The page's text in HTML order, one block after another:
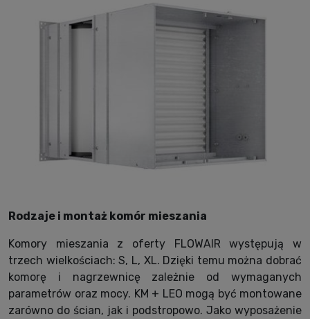
Rodzaje i montaż komór mieszania
Komory mieszania z oferty FLOWAIR występują w
trzech wielkościach: S, L, XL. Dzięki temu można dobrać
komorę i nagrzewnicę zależnie od wymaganych
parametrów oraz mocy. KM + LEO mogą być montowane
zarówno do ścian, jak i podstropowo. Jako wyposażenie